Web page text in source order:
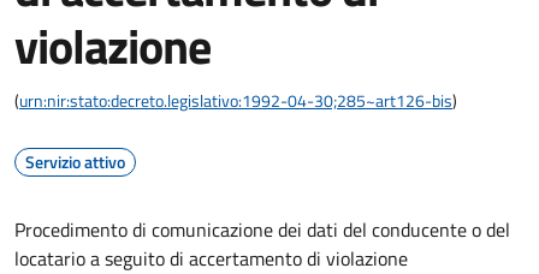
violazione
(urn:nir:stato:decreto.legislativo:1992-04-30;285~art126-bis)
Servizio attivo
Procedimento di comunicazione dei dati del conducente o del
locatario a seguito di accertamento di violazione